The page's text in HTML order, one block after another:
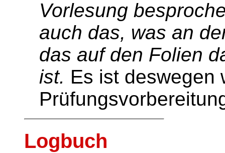
Vorlesung
auch das, was an
das auf den Folien
ist. Es ist deswegen
Logbuch